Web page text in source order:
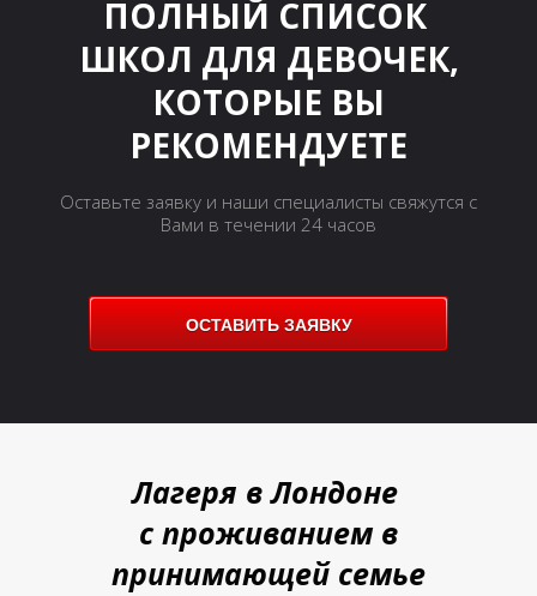
Р
Р
ПОЛНЫЙ СПИСОК
ШКОЛ ДЛЯ ДЕВОЧЕК,
КОТОРЫЕ ВЫ
РЕКОМЕНДУЕТЕ
Оставьте заявку и наши специалисты свяжутся с
Вами в течении 24 часов
ОСТАВИТЬ ЗАЯВКУ
Лагеря в Лондоне
с проживанием в
принимающей семье
Р